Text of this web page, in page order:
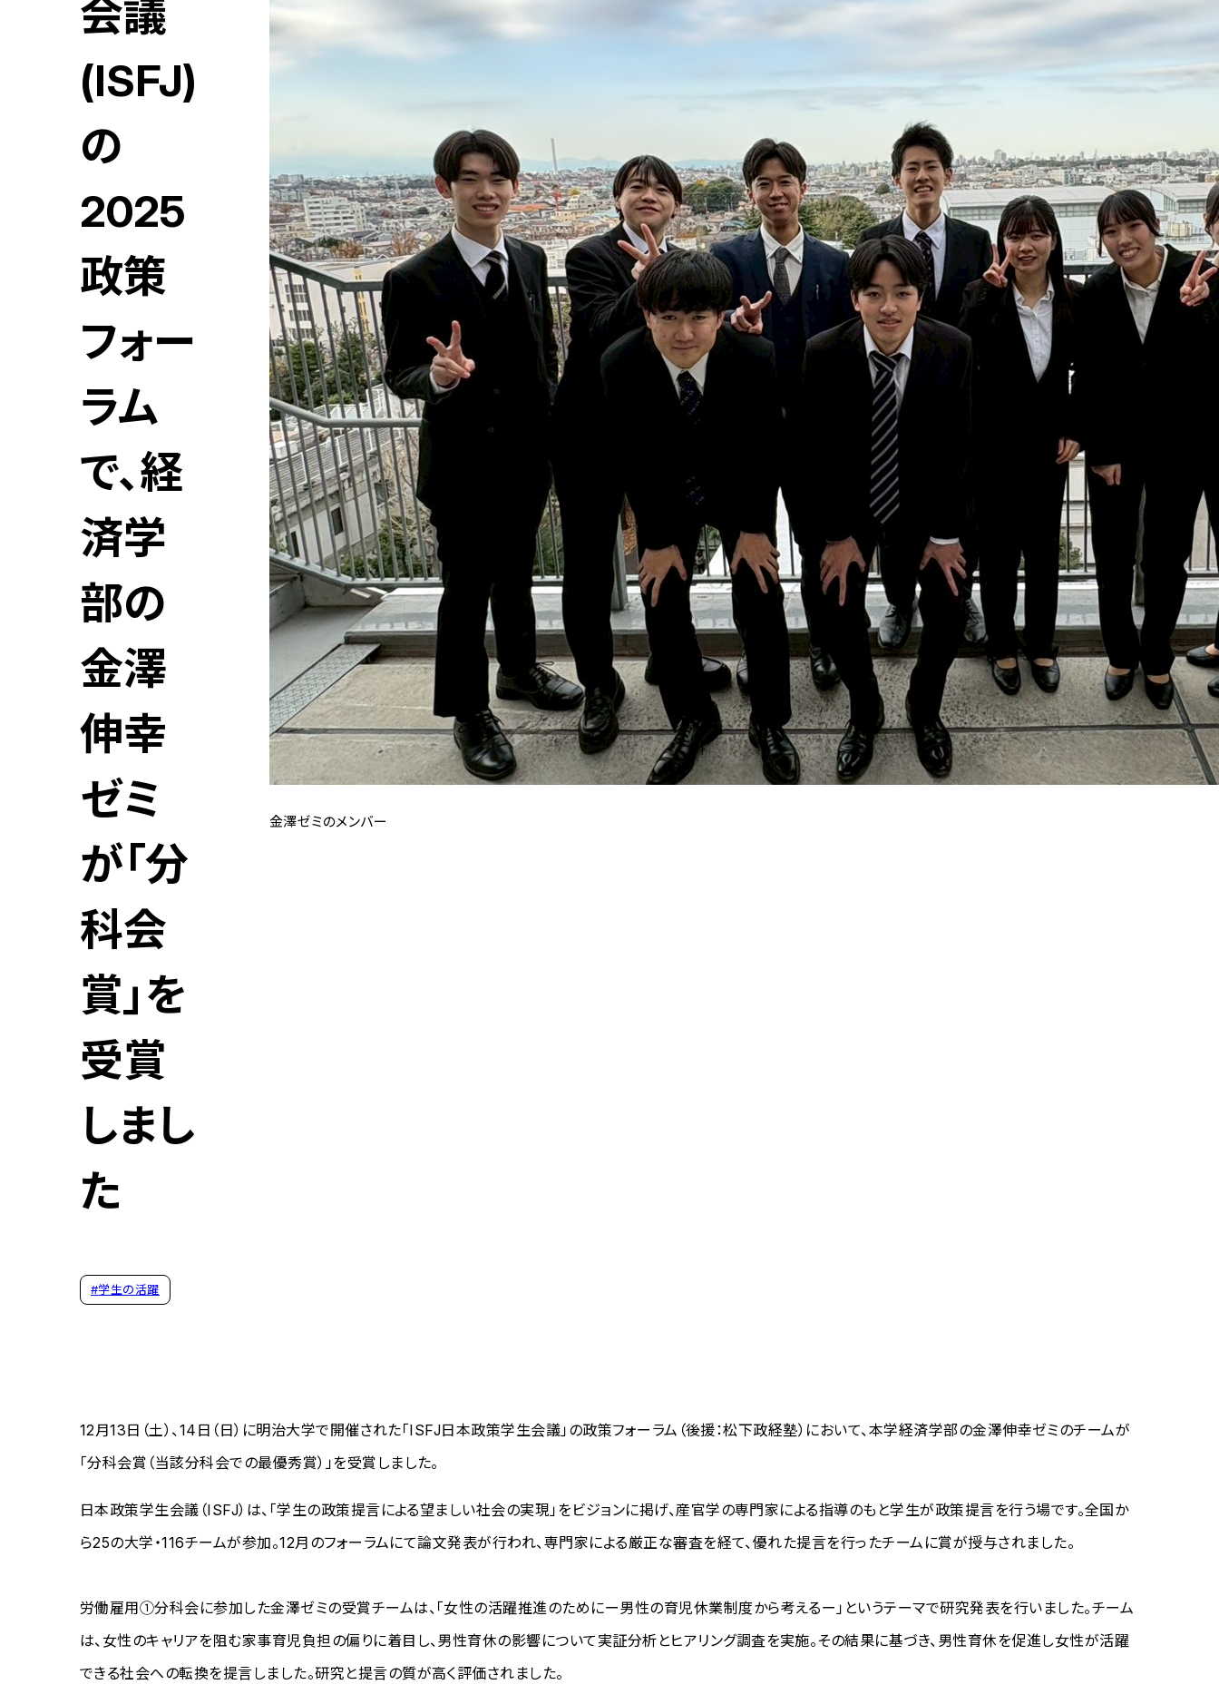
会議
(ISFJ)
の
2025
政策
フォー
ラム
で、経
済学
部の
金澤
伸幸
ゼミ
が「分
科会
賞」を
受賞
しまし
た
#学生の活躍
金澤ゼミのメンバー
12月13日（土）、14日（日）に明治大学で開催された「ISFJ日本政策学生会議」の政策フォーラム（後援：松下政経塾）において、本学経済学部の金澤伸幸ゼミのチームが
「分科会賞（当該分科会での最優秀賞）」を受賞しました。
日本政策学生会議（ISFJ）は、「学生の政策提言による望ましい社会の実現」をビジョンに掲げ、産官学の専門家による指導のもと学生が政策提言を行う場です。全国か
ら25の大学・116チームが参加。12月のフォーラムにて論文発表が行われ、専門家による厳正な審査を経て、優れた提言を行ったチームに賞が授与されました。
労働雇用①分科会に参加した金澤ゼミの受賞チームは、「女性の活躍推進のためにー男性の育児休業制度から考えるー」というテーマで研究発表を行いました。チーム
は、女性のキャリアを阻む家事育児負担の偏りに着目し、男性育休の影響について実証分析とヒアリング調査を実施。その結果に基づき、男性育休を促進し女性が活躍
できる社会への転換を提言しました。研究と提言の質が高く評価されました。